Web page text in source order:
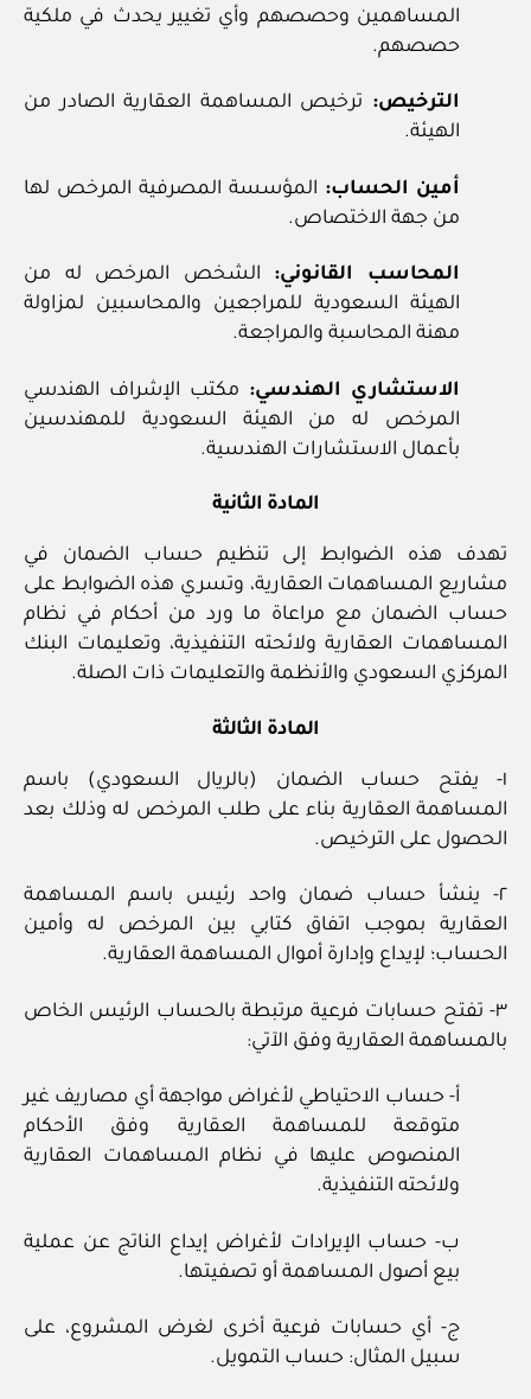
المساهمين وحصصهم وأي تغيير يحدث في ملكية
حصصهم.
الترخيص: ترخيص المساهمة العقارية الصادر من
الهيئة.
أمين الحساب: المؤسسة المصرفية المرخص لها
من جهة الاختصاص.
المحاسب القانوني: الشخص المرخص له من
الهيئة السعودية للمراجعين والمحاسبين لمزاولة
مهنة المحاسبة والمراجعة.
الاستشاري الهندسي: مكتب الإشراف الهندسي
المرخص له من الهيئة السعودية للمهندسين
بأعمال الاستشارات الهندسية.
المادة الثانية
تهدف هذه الضوابط إلى تنظيم حساب الضمان في
مشاريع المساهمات العقارية، وتسري هذه الضوابط على
حساب الضمان مع مراعاة ما ورد من أحكام في نظام
المساهمات العقارية ولائحته التنفيذية، وتعليمات البنك
المركزي السعودي والأنظمة والتعليمات ذات الصلة.
المادة الثالثة
١- يفتح حساب الضمان (بالريال السعودي) باسم
المساهمة العقارية بناء على طلب المرخص له وذلك بعد
الحصول على الترخيص.
٢- ينشأ حساب ضمان واحد رئيس باسم المساهمة
العقارية بموجب اتفاق كتابي بين المرخص له وأمين
الحساب؛ لإيداع وإدارة أموال المساهمة العقارية.
٣- تفتح حسابات فرعية مرتبطة بالحساب الرئيس الخاص
بالمساهمة العقارية وفق الآتي:
أ- حساب الاحتياطي لأغراض مواجهة أي مصاريف غير
متوقعة للمساهمة العقارية وفق الأحكام
المنصوص عليها في نظام المساهمات العقارية
ولائحته التنفيذية.
ب- حساب الإيرادات لأغراض إيداع الناتج عن عملية
بيع أصول المساهمة أو تصفيتها.
ج- أي حسابات فرعية أخرى لغرض المشروع، على
سبيل المثال: حساب التمويل.